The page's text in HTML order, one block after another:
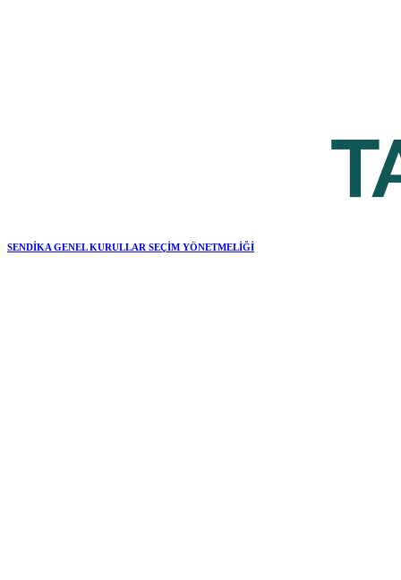
SENDİKA GENEL KURULLAR SEÇİM YÖNETMELİĞİ